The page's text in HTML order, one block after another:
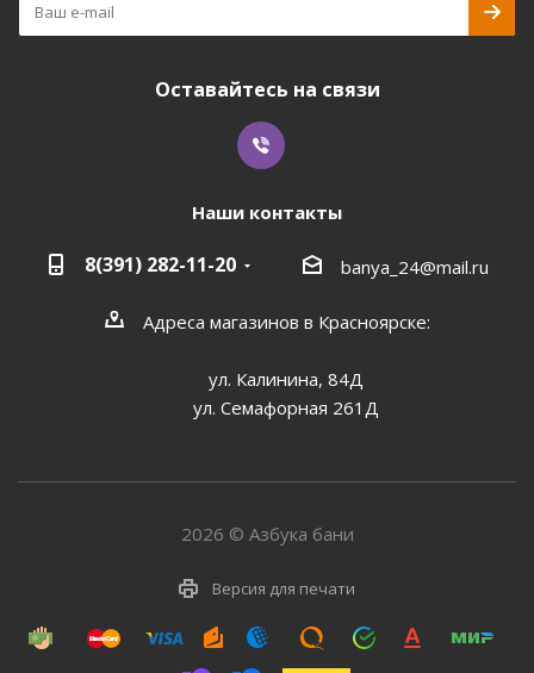
Оставайтесь на связи
Наши контакты
8(391) 282-11-20 banya_24@mail.ru
Адреса магазинов в Красноярске:
ул. Калинина, 84Д
ул. Семафорная 261Д
2026 © Азбука бани
Версия для печати